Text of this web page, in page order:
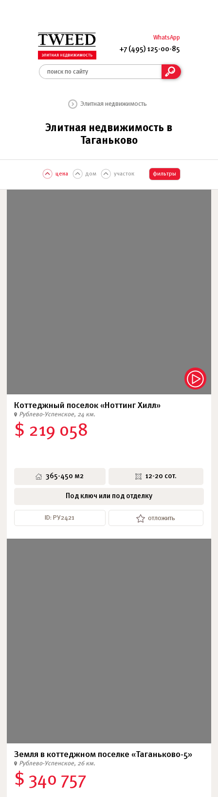
WhatsApp
+7 (495) 125-00-85
Элитная недвижимость
Элитная недвижимость в
Таганьково
цена дом участок фильтры
Коттеджный поселок «Ноттинг Хилл»
Рублево-Успенское, 24 км.
$ 219 058
365-450 м2 12-20 сот.
Под ключ или под отделку
ID: РУ2421 отложить
Земля в коттеджном поселке «Таганьково-5»
Рублево-Успенское, 26 км.
$ 340 757